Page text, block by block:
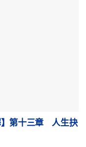
】第十三章 人生抉